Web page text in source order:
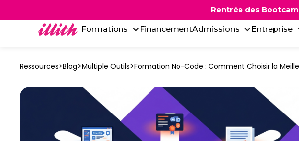
Rentréedes
Formations FinancementAdmissions Entreprise
Ressources>Blog>Multiple Outils>Formation No-Code : Comment Choisir la